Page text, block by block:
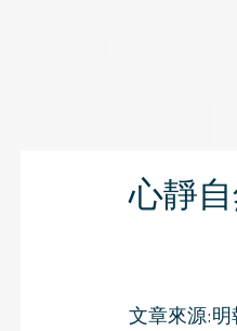
心靜
文章來源:明